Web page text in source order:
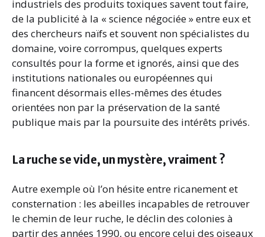
industriels des produits toxiques savent tout faire,
de la publicité à la « science négociée » entre eux et
des chercheurs naïfs et souvent non spécialistes du
domaine, voire corrompus, quelques experts
consultés pour la forme et ignorés, ainsi que des
institutions nationales ou européennes qui
financent désormais elles-mêmes des études
orientées non par la préservation de la santé
publique mais par la poursuite des intérêts privés.
La ruche se vide, un mystère, vraiment ?
Autre exemple où l’on hésite entre ricanement et
consternation : les abeilles incapables de retrouver
le chemin de leur ruche, le déclin des colonies à
partir des années 1990, ou encore celui des oiseaux